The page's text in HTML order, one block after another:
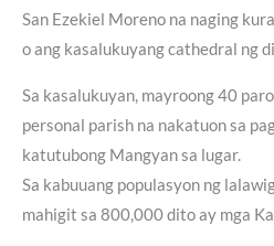
San Ezekiel Moreno na naging
o ang kasalukuyang cathedral ng
Sa kasalukuyan, mayroong 40
personal parish na nakatuon sa
katutubong Mangyan sa lugar.
Sa kabuuang populasyon ng
mahigit sa 800,000 dito ay mga